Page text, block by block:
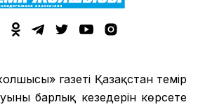
газеті Қазақстан темір
барлық кезеңдерін көрсете